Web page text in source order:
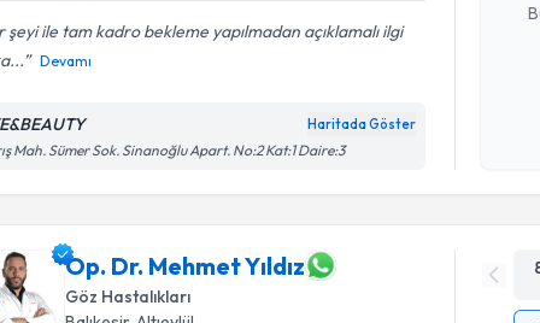
şeyi ile tam kadro bekleme yapılmadan açıklamalı ilgi
Devamı
Haritada Göster
Mah. Sümer Sok. Sinanoğlu Apart. No:2 Kat:1 Daire:3
Op. Dr. Mehmet Yıldız
Göz Hastalıkları